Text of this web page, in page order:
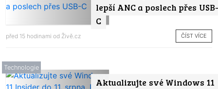
lepší ANC a poslech přes USB-
C
před 15 hodinami od Živě.cz ČÍST VÍCE
Aktualizujte své Windows 11
Technologie